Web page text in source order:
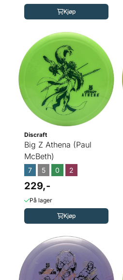
Kjøp
Discraft
Big Z Athena (Paul
McBeth)
7 5 0 2
229,-
På lager
Kjøp